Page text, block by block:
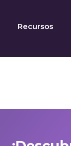
Recursos